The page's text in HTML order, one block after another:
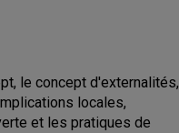
le concept d'externalités,
locales,
et les pratiques de